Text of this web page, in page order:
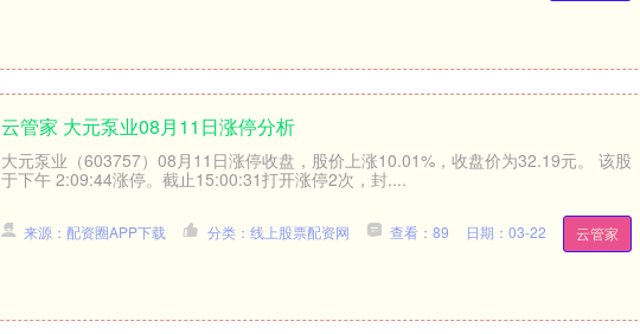
云管家 大元泵业08月11日涨停分析
大元泵业（603757）08月11日涨停收盘，股价上涨10.01%，收盘价为32.19元。 该股
于下午 2:09:44涨停。截止15:00:31打开涨停2次，封....
云管家
来源：配资圈APP下载 分类：线上股票配资网 查看：89 日期：03-22